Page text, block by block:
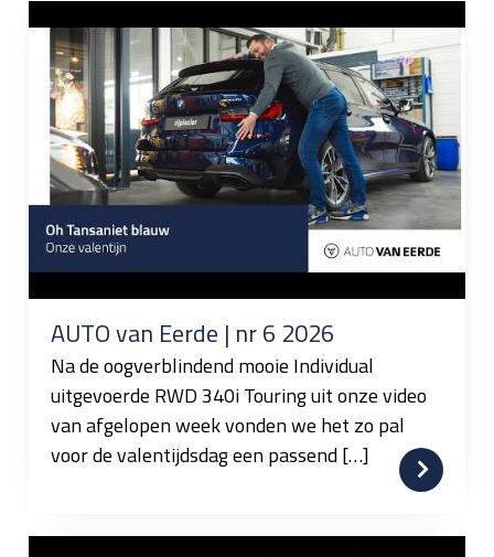
AUTO van Eerde | nr 6 2026
Na de oogverblindend mooie Individual
uitgevoerde RWD 340i Touring uit onze video
van afgelopen week vonden we het zo pal
voor de valentijdsdag een passend […]